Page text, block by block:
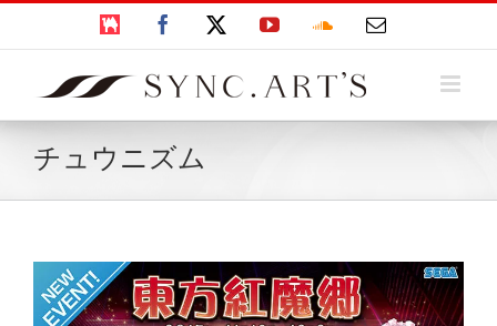
Skip
content
BOOTH Facebook YouTubeSoundCloud
電
チュウニズム
View
Larger
Image